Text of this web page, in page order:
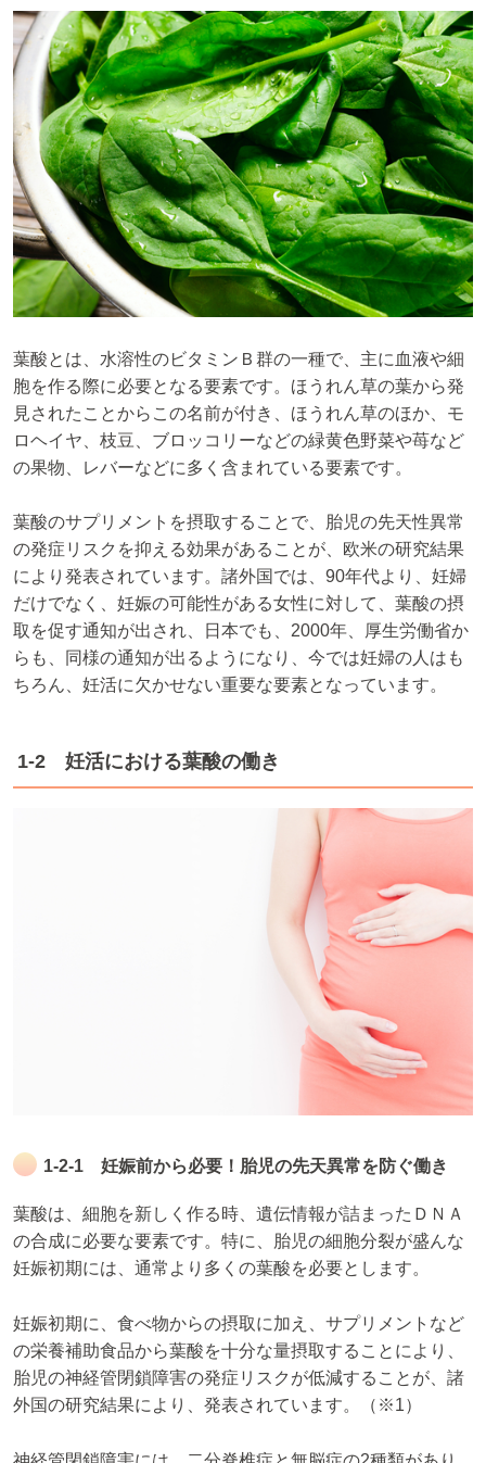
葉酸とは、水溶性のビタミンＢ群の一種で、主に血液や細
胞を作る際に必要となる要素です。ほうれん草の葉から発
見されたことからこの名前が付き、ほうれん草のほか、モ
ロヘイヤ、枝豆、ブロッコリーなどの緑黄色野菜や苺など
の果物、レバーなどに多く含まれている要素です。
葉酸のサプリメントを摂取することで、胎児の先天性異常
の発症リスクを抑える効果があることが、欧米の研究結果
により発表されています。諸外国では、90年代より、妊婦
だけでなく、妊娠の可能性がある女性に対して、葉酸の摂
取を促す通知が出され、日本でも、2000年、厚生労働省か
らも、同様の通知が出るようになり、今では妊婦の人はも
ちろん、妊活に欠かせない重要な要素となっています。
1-2 妊活における葉酸の働き
1-2-1 妊娠前から必要！胎児の先天異常を防ぐ働き
葉酸は、細胞を新しく作る時、遺伝情報が詰まったＤＮＡ
の合成に必要な要素です。特に、胎児の細胞分裂が盛んな
妊娠初期には、通常より多くの葉酸を必要とします。
妊娠初期に、食べ物からの摂取に加え、サプリメントなど
の栄養補助食品から葉酸を十分な量摂取することにより、
胎児の神経管閉鎖障害の発症リスクが低減することが、諸
外国の研究結果により、発表されています。（※1）